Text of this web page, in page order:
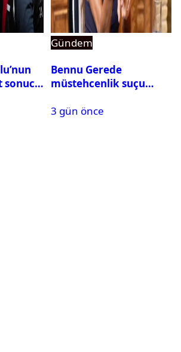
sonucu
Gündem
Bennu Gerede
müstehcenlik suçu
alındı
3 gün önce